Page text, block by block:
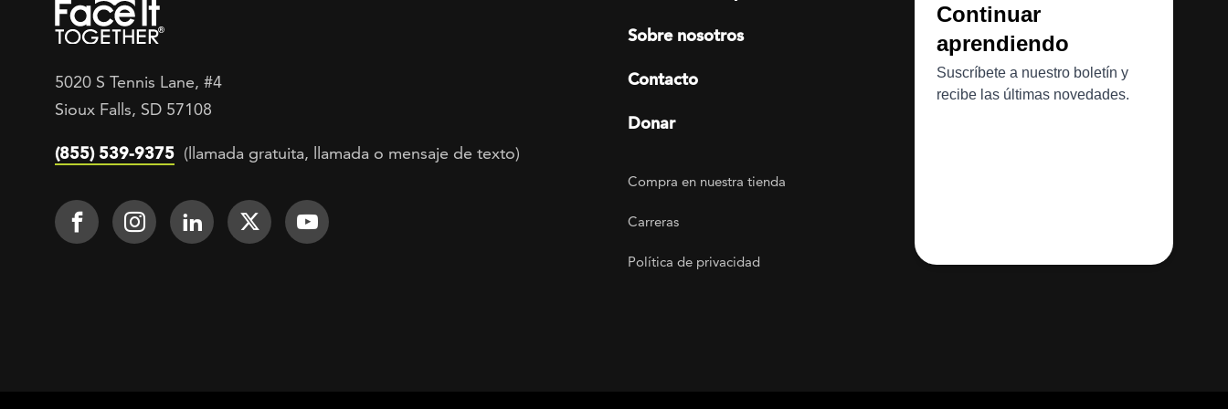
5020 S Tennis Lane, #4
Sioux Falls, SD 57108
(855) 539-9375 (llamada gratuita, llamada o mensaje de texto)
Footer Social
Face It TOGETHER on Facebook
Face It TOGETHER on Instagram
Face It TOGETHER on LinkedIn
Face It TOGETHER on Twitter
Face It TOGETHER on YouTube
Sobre nosotros
Contacto
Donar
Footer Utility
Compra en nuestra tienda
Carreras
Política de privacidad